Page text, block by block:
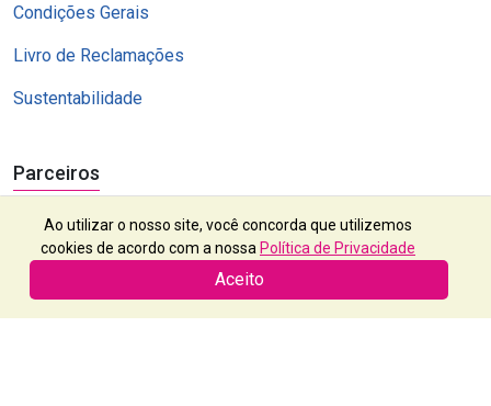
Condições Gerais
Livro de Reclamações
Sustentabilidade
Parceiros
Ao utilizar o nosso site, você concorda que utilizemos
cookies de acordo com a nossa Política de Privacidade
Aceito